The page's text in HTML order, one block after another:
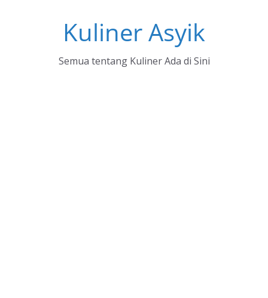
Kuliner Asyik
Semua tentang Kuliner Ada di Sini